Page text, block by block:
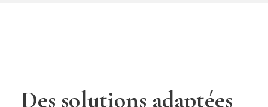
Des solutions adaptées